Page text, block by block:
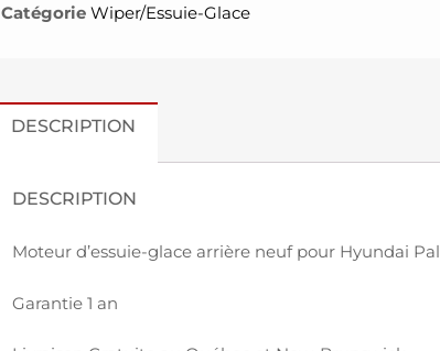
Catégorie Wiper/Essuie-Glace
DESCRIPTION
DESCRIPTION
Moteur d’essuie-glace arrière neuf pour Hyundai
Garantie 1 an